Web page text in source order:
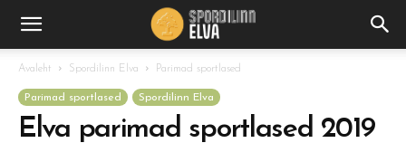
Avaleht Spordilinn Elva Parimad sportlased
Parimad sportlased Spordilinn Elva
Elva parimad sportlased 2019